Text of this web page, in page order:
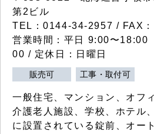
第2ビル
TEL：0144-34-2957 / FAX
営業時間：平日 9:00〜
00 / 定休日：日曜日
販売可 工事・取付可
一般住宅、マンション、オフ
介護老人施設、学校、ホテル
に設置されている錠前、オー